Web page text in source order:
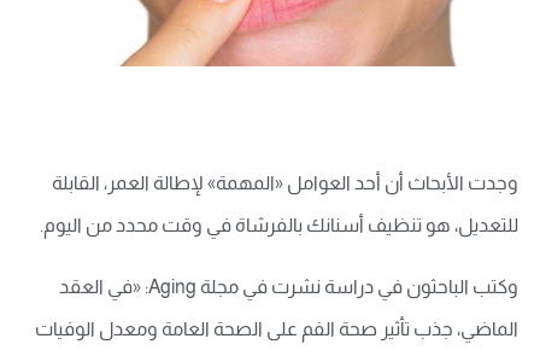
وجدت الأبحاث أن أحد العوامل «المهمة» لإطالة العمر، القابلة
للتعديل، هو تنظيف أسنانك بالفرشاة في وقت محدد من اليوم.
وكتب الباحثون في دراسة نشرت في مجلة Aging: «في العقد
الماضي، جذب تأثير صحة الفم على الصحة العامة ومعدل الوفيات